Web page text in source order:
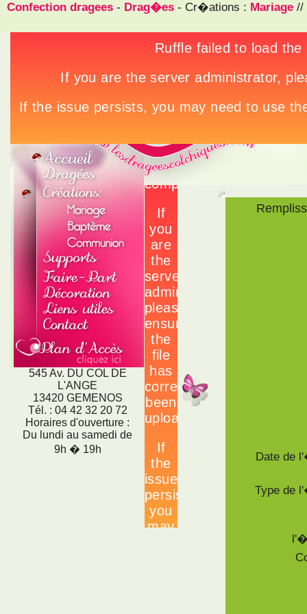
Confection dragees - Drag�es - Cr�ations : Mariage //
545 Av. DU COL DE
L'ANGE
13420 GEMENOS
Tél. : 04 42 32 20 72
Horaires d'ouverture :
Du lundi au samedi de
9h � 19h
Date de
Type de